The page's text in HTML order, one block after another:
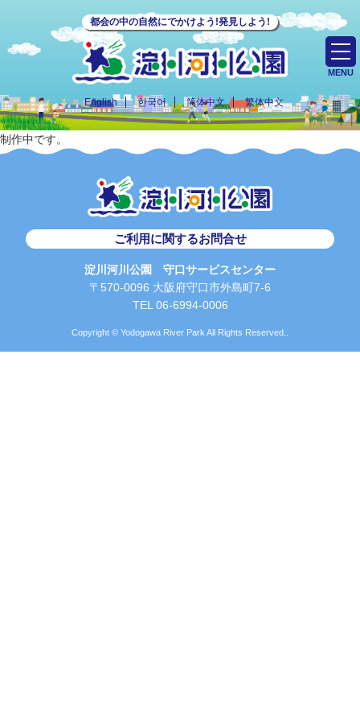
都会の中の自然にでかけよう!発見しよう!
English 한국어 简体中文 繁体中文
MENU
制作中です。
ご利用に関するお問合せ
淀川河川公園 守口サービスセンター
〒570-0096 大阪府守口市外島町7-6
TEL 06-6994-0006
Copyright © Yodogawa River Park All Rights Reserved..